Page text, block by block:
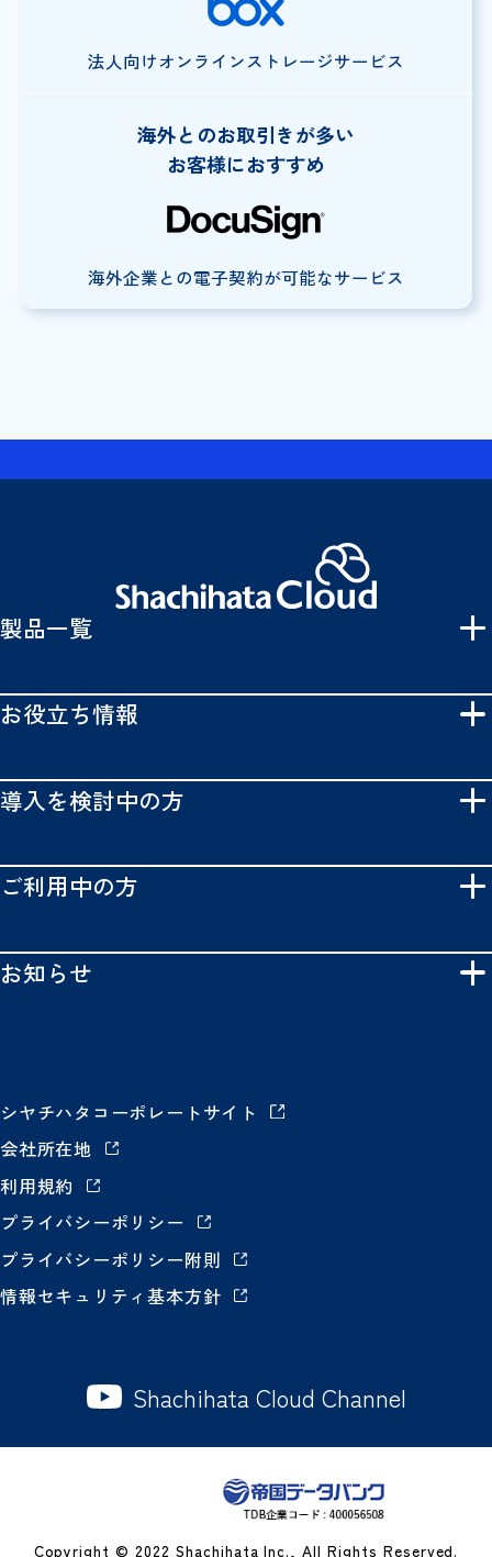
法人向けオンラインストレージサービス
海外とのお取引きが多い
お客様におすすめ
海外企業との電子契約が可能なサービス
製品一覧
お役立ち情報
導入を検討中の方
ご利用中の方
お知らせ
シヤチハタコーポレートサイト
会社所在地
利用規約
プライバシーポリシー
プライバシーポリシー附則
情報セキュリティ基本方針
Shachihata Cloud Channel
Copyright © 2022 Shachihata Inc., All Rights Reserved.